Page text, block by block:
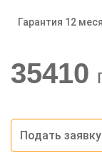
-20%
Гарантия 12
35410
Подать заявку